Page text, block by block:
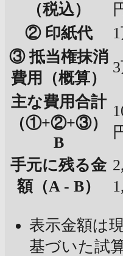
（税込）
② 印紙代
③ 抵当権抹消
費用（概算）
主な費用合計
（①+②+③）
B
手元に残る金
額（A - B）
表示金額は
基づいた試